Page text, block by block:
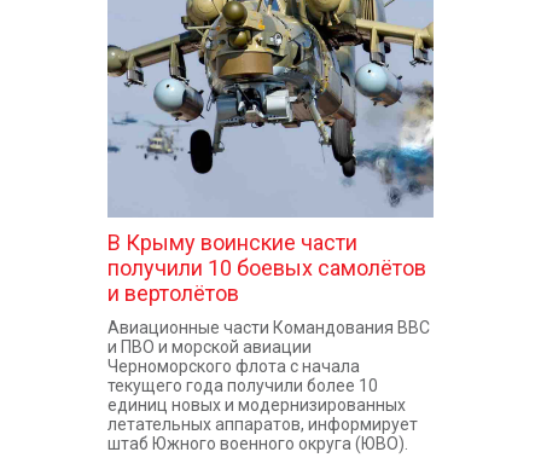
В Крыму воинские части
получили 10 боевых самолётов
и вертолётов
Авиационные части Командования ВВС
и ПВО и морской авиации
Черноморского флота с начала
текущего года получили более 10
единиц новых и модернизированных
летательных аппаратов, информирует
штаб Южного военного округа (ЮВО).